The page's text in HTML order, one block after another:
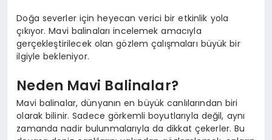
Doğa severler için heyecan verici bir etkinlik yola
çıkıyor. Mavi balinaları incelemek amacıyla
gerçekleştirilecek olan gözlem çalışmaları büyük bir
ilgiyle bekleniyor.
Neden Mavi Balinalar?
Mavi balinalar, dünyanın en büyük canlılarından biri
olarak bilinir. Sadece görkemli boyutlarıyla değil, aynı
zamanda nadir bulunmalarıyla da dikkat çekerler. Bu